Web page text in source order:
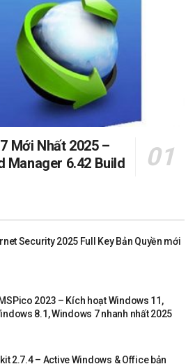
Mới Nhất 2025 –
Manager 6.42 Build
Security 2025 Full Key Bản Quyền mới
2023 – Kích hoạt Windows 11,
8.1, Windows 7 nhanh nhất 2025
2.7.4 – Active Windows & Office bản